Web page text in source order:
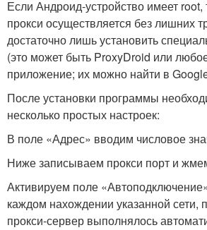
Если Андроид-устройство имеет root,
прокси осуществляется без лишних
достаточно лишь установить
(это может быть ProxyDroid или
приложение; их можно найти в
После установки программы
несколько простых настроек:
В поле «Адрес» вводим числовое
Ниже записываем прокси порт и
Активируем поле
каждом нахождении указанной сети,
прокси-сервер выполнялось